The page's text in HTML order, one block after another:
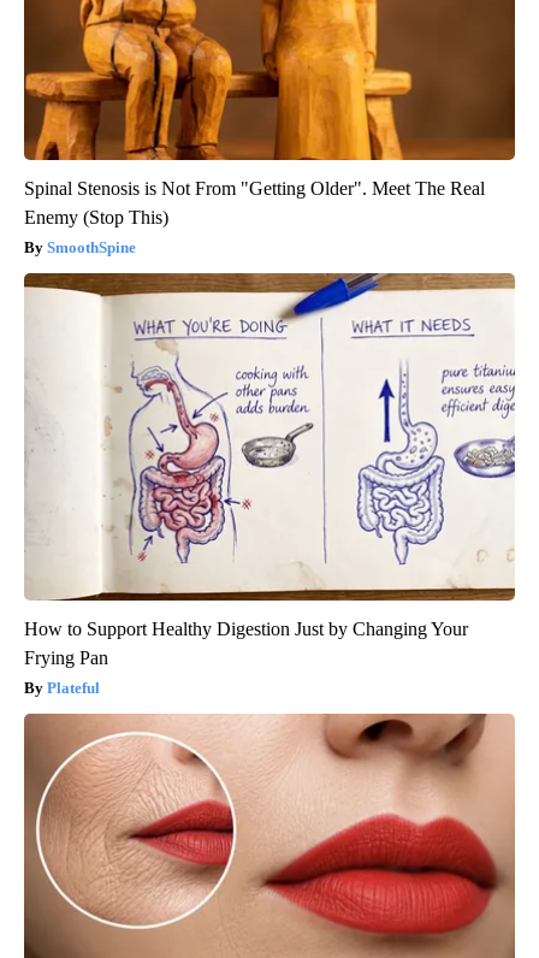
Spinal Stenosis is Not From "Getting Older". Meet The Real
Enemy (Stop This)
SmoothSpine
How to Support Healthy Digestion Just by Changing Your
Frying Pan
Plateful